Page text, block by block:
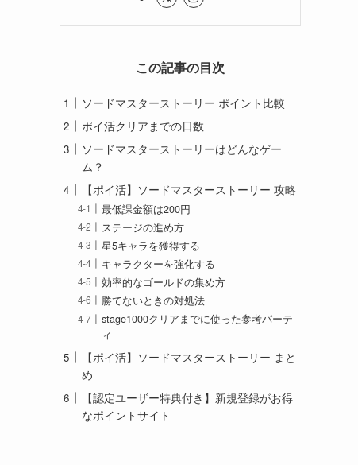
この記事の目次
ソードマスターストーリー ポイント比較
ポイ活クリアまでの日数
ソードマスターストーリーはどんなゲー
ム？
【ポイ活】ソードマスターストーリー 攻略
最低課金額は200円
ステージの進め方
星5キャラを獲得する
キャラクターを強化する
効率的なゴールドの集め方
勝てないときの対処法
stage1000クリアまでに使った参考パーテ
ィ
【ポイ活】ソードマスターストーリー まと
め
【認定ユーザー特典付き】新規登録がお得
なポイントサイト